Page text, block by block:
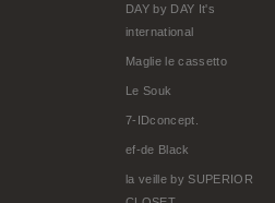
DAY by DAY It's
international
Maglie le cassetto
Le Souk
7-IDconcept.
ef-de Black
la veille by SUPERIOR